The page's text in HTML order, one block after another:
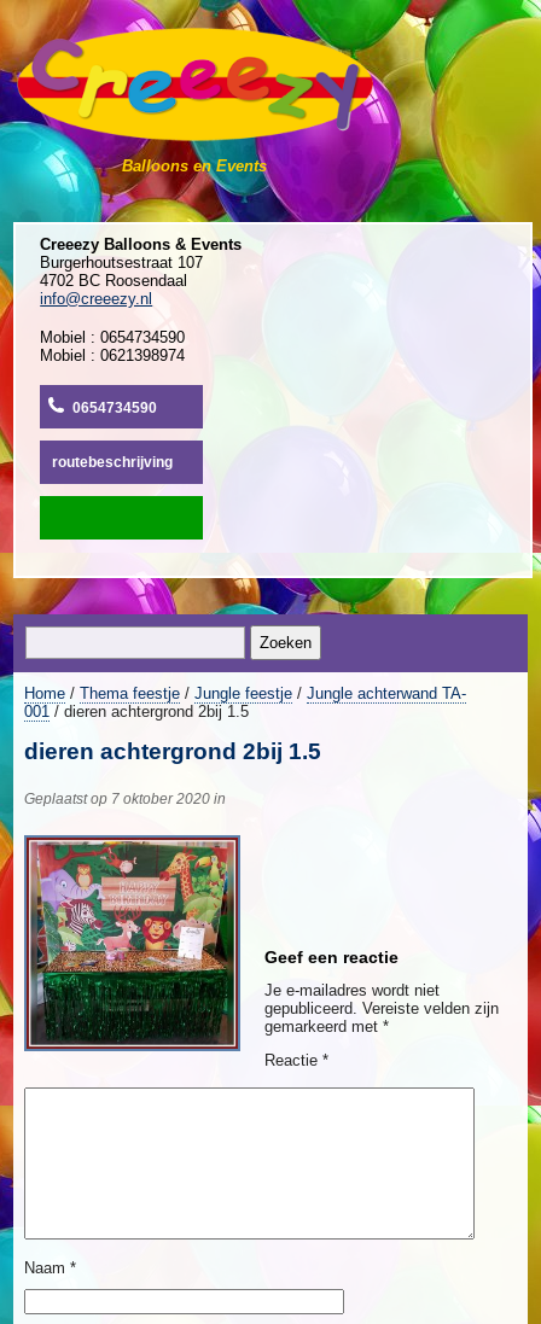
Balloons en Events
Creeezy Balloons & Events
Burgerhoutsestraat 107
4702 BC Roosendaal
info@creeezy.nl
Mobiel : 0654734590
Mobiel : 0621398974
0654734590
routebeschrijving
Home/ Thema feestje/ Jungle feestje/ Jungle achterwand TA-
001/ dieren achtergrond 2bij 1.5
dieren achtergrond 2bij 1.5
Geplaatst op 7 oktober 2020 in
Geef een reactie
Je e-mailadres wordt niet
gepubliceerd. Vereiste velden zijn
gemarkeerd met *
Reactie *
Naam *